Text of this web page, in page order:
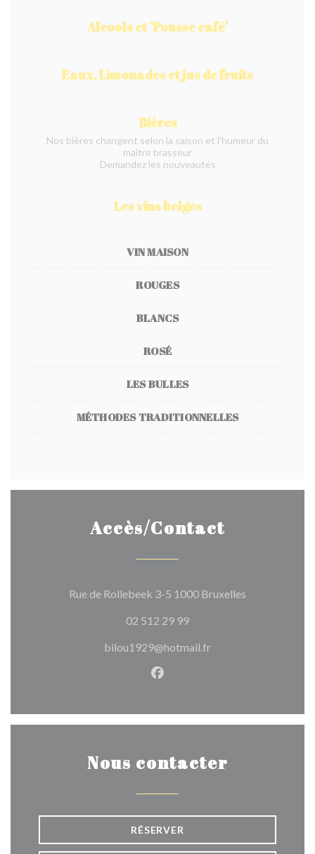
Alcools et "Pousse café"
Eaux, Limonades et jus de fruits
Bières
Nos bières changent selon la saison et l'humeur du
maître brasseur
Demandez les nouveautés
Les vins belges
VIN MAISON
ROUGES
BLANCS
ROSÉ
LES BULLES
MÉTHODES TRADITIONNELLES
Accès/Contact
Rue de Rollebeek 3-5 1000 Bruxelles
02 512 29 99
bilou1929@hotmail.fr
Facebook ((ouvre une
Nous contacter
RÉSERVER